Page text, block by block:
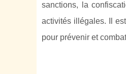
sanctions, la
activités illégales. Il
pour prévenir et